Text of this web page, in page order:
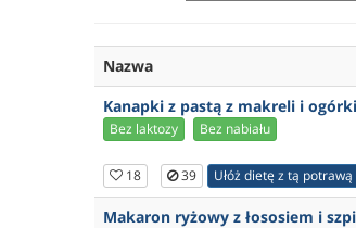
Nazwa
Kanapki z pastą z makreli i
Bez laktozy Bez nabiału
18 39 Ułóż dietę z tą potrawą
Makaron ryżowy z łososiem i